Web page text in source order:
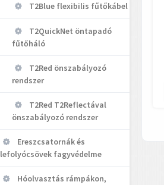
T2Blue flexibilis fűtőkábel
T2QuickNet öntapadó
fűtőháló
T2Red önszabályozó
rendszer
T2Red T2Reflectával
önszabályozó rendszer
Ereszcsatornák és
lefolyócsövek fagyvédelme
Hóolvasztás rámpákon,